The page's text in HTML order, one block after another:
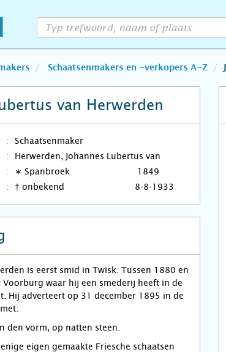
Schaatsenmakers en -verkopers A-Z
van Herwerden
Schaatsenmaker
Herwerden, Johannes Lubertus van
∗ Spanbroek 1849
† onbekend 8-8-1933
is eerst smid in Twisk. Tussen 1880 en
waar hij een smederij heeft in de
Hij adverteert op 31 december 1895 in de
den vorm, op natten steen.
eigen gemaakte Friesche schaatsen